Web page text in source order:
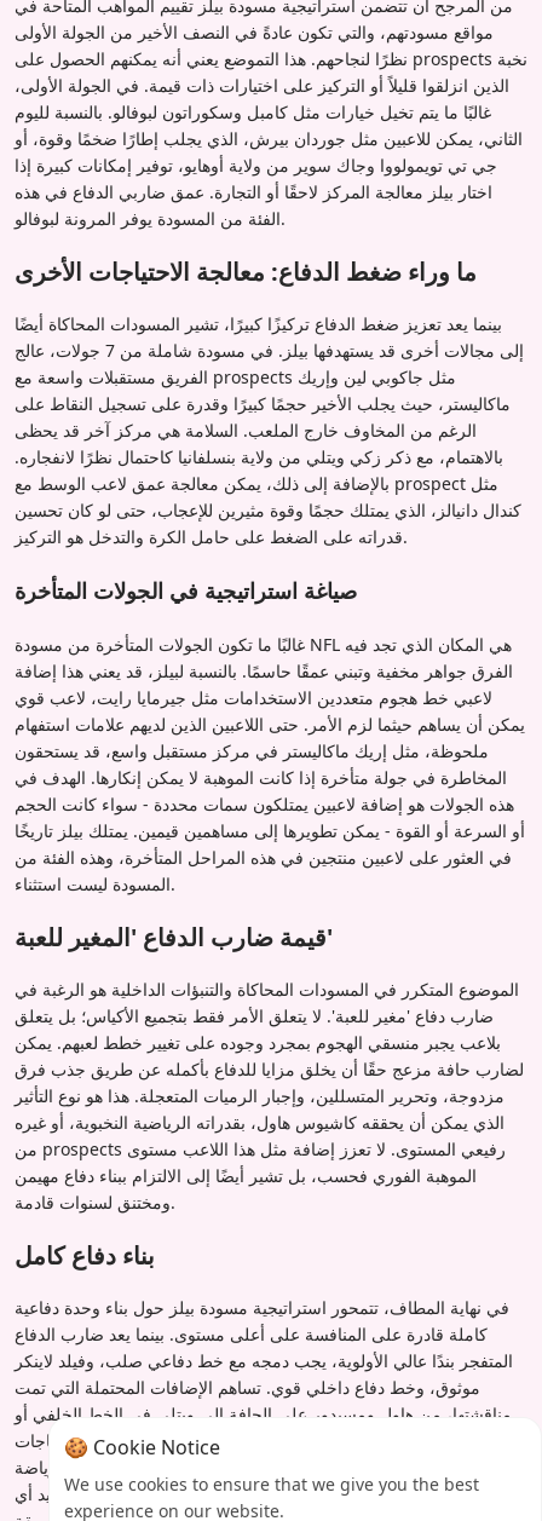
من المرجح أن تتضمن استراتيجية مسودة بيلز تقييم المواهب المتاحة في
مواقع مسودتهم، والتي تكون عادةً في النصف الأخير من الجولة الأولى
نظرًا لنجاحهم. هذا التموضع يعني أنه يمكنهم الحصول على prospects نخبة
الذين انزلقوا قليلاً أو التركيز على اختيارات ذات قيمة. في الجولة الأولى،
غالبًا ما يتم تخيل خيارات مثل كامبل وسكوراتون لبوفالو. بالنسبة لليوم
الثاني، يمكن للاعبين مثل جوردان بيرش، الذي يجلب إطارًا ضخمًا وقوة، أو
جي تي تويمولووا وجاك سوير من ولاية أوهايو، توفير إمكانات كبيرة إذا
اختار بيلز معالجة المركز لاحقًا أو التجارة. عمق ضاربي الدفاع في هذه
الفئة من المسودة يوفر المرونة لبوفالو.
ما وراء ضغط الدفاع: معالجة الاحتياجات الأخرى
بينما يعد تعزيز ضغط الدفاع تركيزًا كبيرًا، تشير المسودات المحاكاة أيضًا
إلى مجالات أخرى قد يستهدفها بيلز. في مسودة شاملة من 7 جولات، عالج
الفريق مستقبلات واسعة مع prospects مثل جاكوبي لين وإريك
ماكاليستر، حيث يجلب الأخير حجمًا كبيرًا وقدرة على تسجيل النقاط على
الرغم من المخاوف خارج الملعب. السلامة هي مركز آخر قد يحظى
بالاهتمام، مع ذكر زكي ويتلي من ولاية بنسلفانيا كاحتمال نظرًا لانفجاره.
بالإضافة إلى ذلك، يمكن معالجة عمق لاعب الوسط مع prospect مثل
كندال دانيالز، الذي يمتلك حجمًا وقوة مثيرين للإعجاب، حتى لو كان تحسين
قدراته على الضغط على حامل الكرة والتدخل هو التركيز.
صياغة استراتيجية في الجولات المتأخرة
غالبًا ما تكون الجولات المتأخرة من مسودة NFL هي المكان الذي تجد فيه
الفرق جواهر مخفية وتبني عمقًا حاسمًا. بالنسبة لبيلز، قد يعني هذا إضافة
لاعبي خط هجوم متعددين الاستخدامات مثل جيرمايا رايت، لاعب قوي
يمكن أن يساهم حيثما لزم الأمر. حتى اللاعبين الذين لديهم علامات استفهام
ملحوظة، مثل إريك ماكاليستر في مركز مستقبل واسع، قد يستحقون
المخاطرة في جولة متأخرة إذا كانت الموهبة لا يمكن إنكارها. الهدف في
هذه الجولات هو إضافة لاعبين يمتلكون سمات محددة - سواء كانت الحجم
أو السرعة أو القوة - يمكن تطويرها إلى مساهمين قيمين. يمتلك بيلز تاريخًا
في العثور على لاعبين منتجين في هذه المراحل المتأخرة، وهذه الفئة من
المسودة ليست استثناء.
قيمة ضارب الدفاع 'المغير للعبة'
الموضوع المتكرر في المسودات المحاكاة والتنبؤات الداخلية هو الرغبة في
ضارب دفاع 'مغير للعبة'. لا يتعلق الأمر فقط بتجميع الأكياس؛ بل يتعلق
بلاعب يجبر منسقي الهجوم بمجرد وجوده على تغيير خطط لعبهم. يمكن
لضارب حافة مزعج حقًا أن يخلق مزايا للدفاع بأكمله عن طريق جذب فرق
مزدوجة، وتحرير المتسللين، وإجبار الرميات المتعجلة. هذا هو نوع التأثير
الذي يمكن أن يحققه كاشيوس هاول، بقدراته الرياضية النخبوية، أو غيره
من prospects رفيعي المستوى. لا تعزز إضافة مثل هذا اللاعب مستوى
الموهبة الفوري فحسب، بل تشير أيضًا إلى الالتزام ببناء دفاع مهيمن
ومختنق لسنوات قادمة.
بناء دفاع كامل
في نهاية المطاف، تتمحور استراتيجية مسودة بيلز حول بناء وحدة دفاعية
كاملة قادرة على المنافسة على أعلى مستوى. بينما يعد ضارب الدفاع
المتفجر بندًا عالي الأولوية، يجب دمجه مع خط دفاعي صلب، وفيلد لاينكر
موثوق، وخط دفاع داخلي قوي. تساهم الإضافات المحتملة التي تمت
مناقشتها، من هاول ومسيدور على الحافة إلى ويتلي في الخط الخلفي أو
دانيالز في خط الوسط، في هذا الهدف الأكبر. من خلال معالجة الاحتياجات
بشكل استراتيجي مع لاعبين يمتلكون المزيج الصحيح من الموهبة والرياضة
والإمكانيات، يهدف بيلز إلى إنشاء دفاع متماسك ومهيمن يمكنه تحييد أي
🍪 Cookie Notice
We use cookies to ensure that we give you the best
experience on our website.